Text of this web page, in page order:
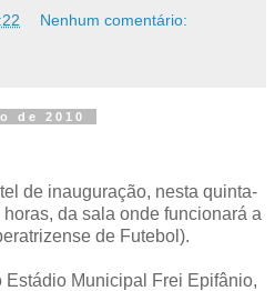
Nenhum comentário:
de 2010
de inauguração, nesta quinta-
da sala onde funcionará a
de Futebol).
Estádio Municipal Frei Epifânio,